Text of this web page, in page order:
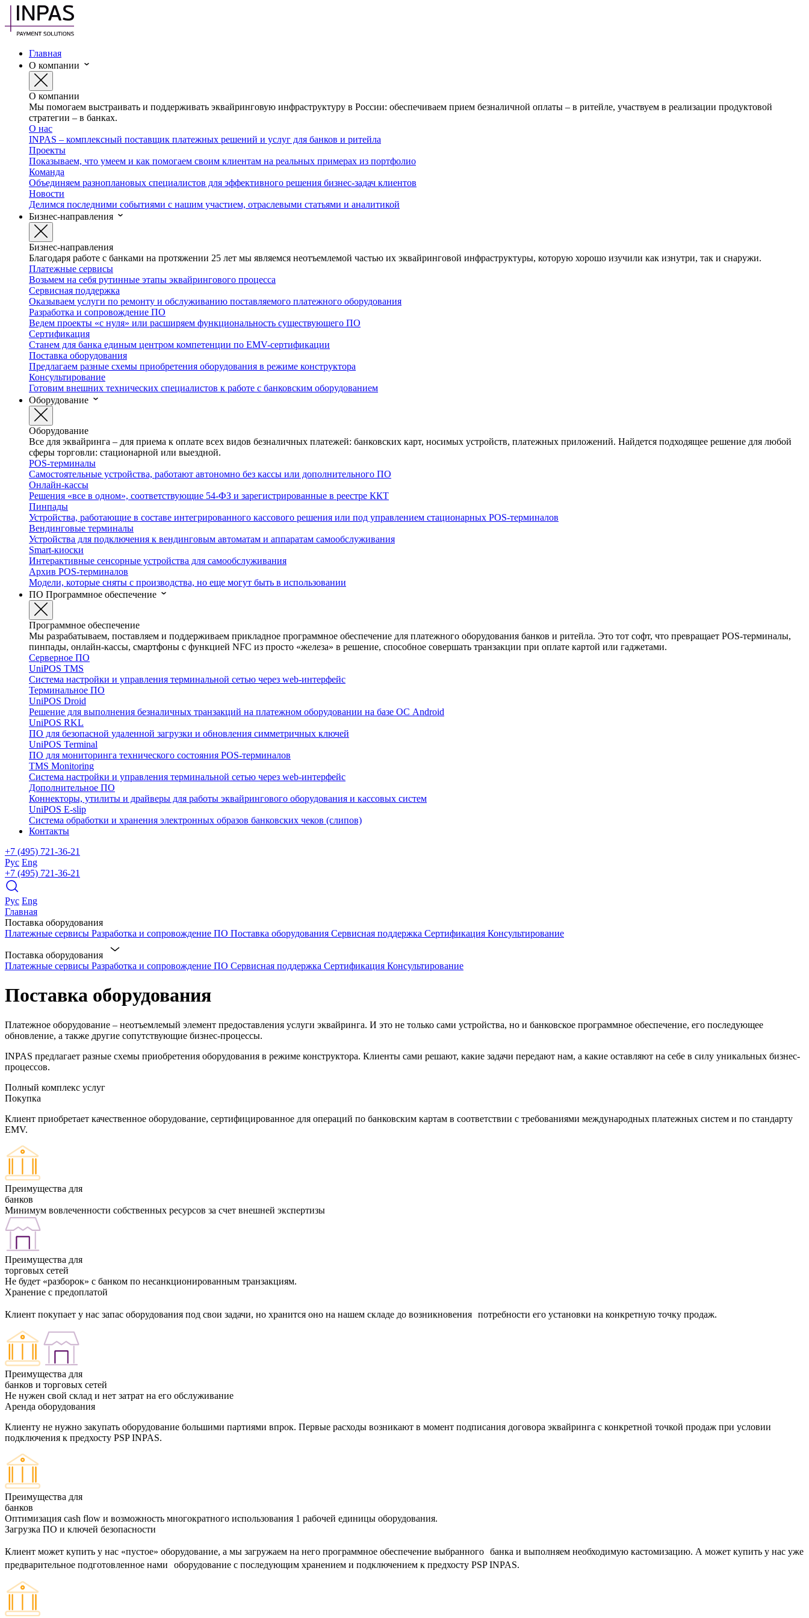
Главная
О компании
О компании
Мы помогаем выстраивать и поддерживать эквайринговую инфраструктуру в России: обеспечиваем прием безналичной оплаты – в ритейле, участвуем в реализации продуктовой
стратегии – в банках.
О нас
INPAS – комплексный поставщик платежных решений и услуг для банков и ритейла
Проекты
Показываем, что умеем и как помогаем своим клиентам на реальных примерах из портфолио
Команда
Объединяем разноплановых специалистов для эффективного решения бизнес-задач клиентов
Новости
Делимся последними событиями с нашим участием, отраслевыми статьями и аналитикой
Бизнес-направления
Бизнес-направления
Благодаря работе с банками на протяжении 25 лет мы являемся неотъемлемой частью их эквайринговой инфраструктуры, которую хорошо изучили как изнутри, так и снаружи.
Платежные сервисы
Возьмем на себя рутинные этапы эквайрингового процесса
Сервисная поддержка
Оказываем услуги по ремонту и обслуживанию поставляемого платежного оборудования
Разработка и сопровождение ПО
Ведем проекты «с нуля» или расширяем функциональность существующего ПО
Сертификация
Станем для банка единым центром компетенции по EMV-сертификации
Поставка оборудования
Предлагаем разные схемы приобретения оборудования в режиме конструктора
Консультирование
Готовим внешних технических специалистов к работе с банковским оборудованием
Оборудование
Оборудование
Все для эквайринга – для приема к оплате всех видов безналичных платежей: банковских карт, носимых устройств, платежных приложений. Найдется подходящее решение для любой
сферы торговли: стационарной или выездной.
POS-терминалы
Самостоятельные устройства, работают автономно без кассы или дополнительного ПО
Онлайн-кассы
Решения «все в одном», соответствующие 54-ФЗ и зарегистрированные в реестре ККТ
Пинпады
Устройства, работающие в составе интегрированного кассового решения или под управлением стационарных POS-терминалов
Вендинговые терминалы
Устройства для подключения к вендинговым автоматам и аппаратам самообслуживания
Smart-киоски
Интерактивные сенсорные устройства для самообслуживания
Архив POS-терминалов
Модели, которые сняты с производства, но еще могут быть в использовании
ПО Программное обеспечение
Программное обеспечение
Мы разрабатываем, поставляем и поддерживаем прикладное программное обеспечение для платежного оборудования банков и ритейла. Это тот софт, что превращает POS-терминалы,
пинпады, онлайн-кассы, смартфоны с функцией NFC из просто «железа» в решение, способное совершать транзакции при оплате картой или гаджетами.
Серверное ПО
UniPOS TMS
Система настройки и управления терминальной сетью через web-интерфейс
Терминальное ПО
UniPOS Droid
Решение для выполнения безналичных транзакций на платежном оборудовании на базе ОС Android
UniPOS RKL
ПО для безопасной удаленной загрузки и обновления симметричных ключей
UniPOS Terminal
ПО для мониторинга технического состояния POS-терминалов
TMS Monitoring
Система настройки и управления терминальной сетью через web-интерфейс
Дополнительное ПО
Коннекторы, утилиты и драйверы для работы эквайрингового оборудования и кассовых систем
UniPOS E-slip
Система обработки и хранения электронных образов банковских чеков (слипов)
Контакты
+7 (495) 721-36-21
Рус Eng
+7 (495) 721-36-21
Рус Eng
Главная
Поставка оборудования
Платежные сервисы Разработка и сопровождение ПО Поставка оборудования Сервисная поддержка Сертификация Консультирование
Поставка оборудования
Платежные сервисы Разработка и сопровождение ПО Сервисная поддержка Сертификация Консультирование
Поставка оборудования
Платежное оборудование – неотъемлемый элемент предоставления услуги эквайринга. И это не только сами устройства, но и банковское программное обеспечение, его последующее
обновление, а также другие сопутствующие бизнес-процессы.
INPAS предлагает разные схемы приобретения оборудования в режиме конструктора. Клиенты сами решают, какие задачи передают нам, а какие оставляют на себе в силу уникальных бизнес-
процессов.
Полный комплекс услуг
Покупка
Клиент приобретает качественное оборудование, сертифицированное для операций по банковским картам в соответствии с требованиями международных платежных систем и по стандарту
EMV.
Преимущества для
банков
Минимум вовлеченности собственных ресурсов за счет внешней экспертизы
Преимущества для
торговых сетей
Не будет «разборок» с банком по несанкционированным транзакциям.
Хранение с предоплатой
Клиент покупает у нас запас оборудования под свои задачи, но хранится оно на нашем складе до возникновения потребности его установки на конкретную точку продаж.
Преимущества для
банков и торговых сетей
Не нужен свой склад и нет затрат на его обслуживание
Аренда оборудования
Клиенту не нужно закупать оборудование большими партиями впрок. Первые расходы возникают в момент подписания договора эквайринга с конкретной точкой продаж при условии
подключения к предхосту PSP INPAS.
Преимущества для
банков
Оптимизация cash flow и возможность многократного использования 1 рабочей единицы оборудования.
Загрузка ПО и ключей безопасности
Клиент может купить у нас «пустое» оборудование, а мы загружаем на него программное обеспечение выбранного банка и выполняем необходимую кастомизацию. А может купить у нас уже
предварительное подготовленное нами оборудование с последующим хранением и подключением к предхосту PSP INPAS.